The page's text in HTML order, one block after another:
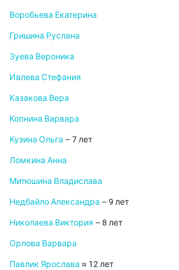
Воробьева Екатерина
Гришина Руслана
Зуева Вероника
Ивлева Стефания
Казакова Вера
Копнина Варвара
Кузина Ольга – 7 лет
Ломкина Анна
Митюшина Владислава
Недбайло Александра – 9 лет
Николаева Виктория – 8 лет
Орлова Варвара
Павлик Ярослава ≈ 12 лет